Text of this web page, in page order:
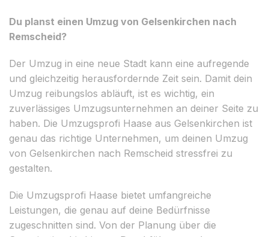
Du planst einen Umzug von Gelsenkirchen nach
Remscheid?
Der Umzug in eine neue Stadt kann eine aufregende
und gleichzeitig herausfordernde Zeit sein. Damit dein
Umzug reibungslos abläuft, ist es wichtig, ein
zuverlässiges Umzugsunternehmen an deiner Seite zu
haben. Die Umzugsprofi Haase aus Gelsenkirchen ist
genau das richtige Unternehmen, um deinen Umzug
von Gelsenkirchen nach Remscheid stressfrei zu
gestalten.
Die Umzugsprofi Haase bietet umfangreiche
Leistungen, die genau auf deine Bedürfnisse
zugeschnitten sind. Von der Planung über die